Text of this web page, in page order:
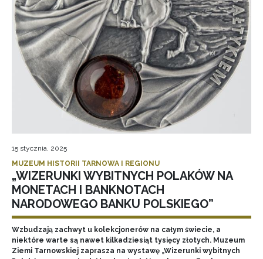
15 stycznia, 2025
MUZEUM HISTORII TARNOWA I REGIONU
„WIZERUNKI WYBITNYCH POLAKÓW NA
MONETACH I BANKNOTACH
NARODOWEGO BANKU POLSKIEGO”
Wzbudzają zachwyt u kolekcjonerów na całym świecie, a
niektóre warte są nawet kilkadziesiąt tysięcy złotych. Muzeum
Ziemi Tarnowskiej zaprasza na wystawę „Wizerunki wybitnych